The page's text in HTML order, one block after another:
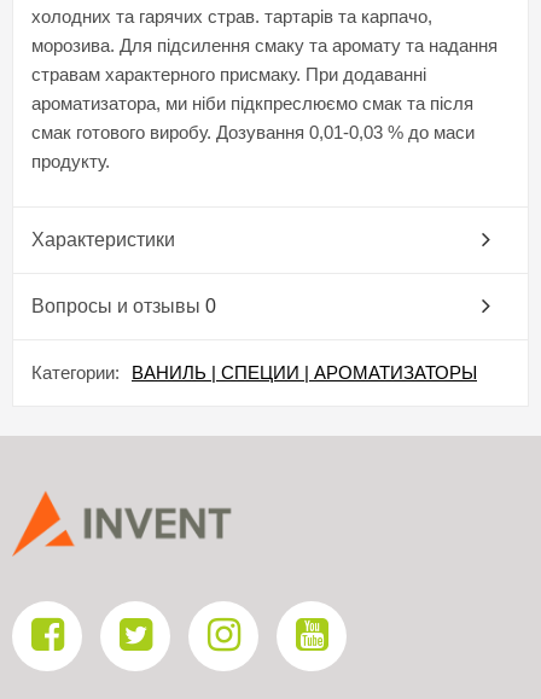
холодних та гарячих страв. тартарів та карпачо,
морозива. Для підсилення смаку та аромату та надання
стравам характерного присмаку. При додаванні
ароматизатора, ми ніби підкпреслюємо смак та після
смак готового виробу. Дозування 0,01-0,03 % до маси
продукту.
Характеристики
Вопросы и отзывы 0
Категории: ВАНИЛЬ | СПЕЦИИ | АРОМАТИЗАТОРЫ